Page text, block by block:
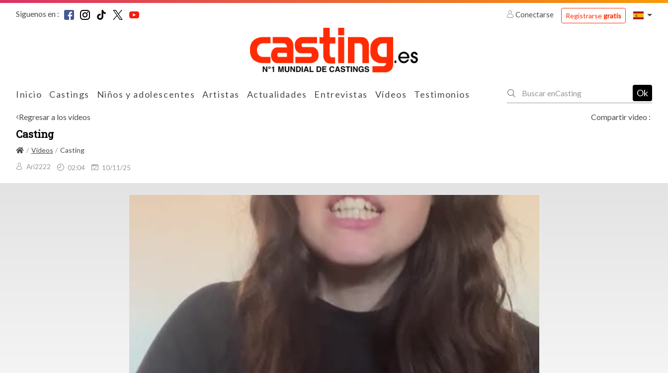
Siguenos en : Conectarse Registrarsegratis
Inicio Castings Niños y adolescentes Artistas Actualidades Entrevistas Vídeos Testimonios Ok
Regresar a los vídeos Compartir video :
Casting
Vídeos Casting
Ari2222 02:04 10/11/25